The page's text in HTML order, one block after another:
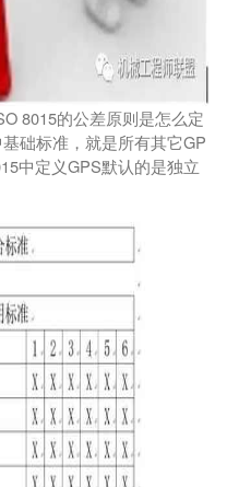
8015的公差原则是怎么定
础标准，就是所有其它GP
中定义GPS默认的是独立